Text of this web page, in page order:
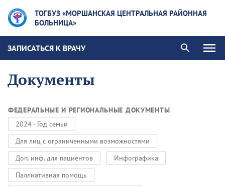
ТОГБУЗ «МОРШАНСКАЯ ЦЕНТРАЛЬНАЯ РАЙОННАЯ
БОЛЬНИЦА»
ЗАПИСАТЬСЯ К ВРАЧУ
Документы
ФЕДЕРАЛЬНЫЕ И РЕГИОНАЛЬНЫЕ ДОКУМЕНТЫ
2024 - Год семьи
Для лиц с ограниченными возможностями
Доп. инф. для пациентов
Инфографика
Паллиативная помощь